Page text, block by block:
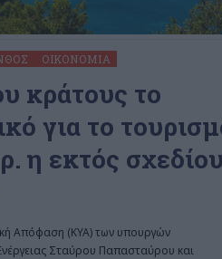
ΟΙΚΟΝΟΜΊΑ
κράτους το
για το
η εκτός σχεδίου
Απόφαση (ΚΥΑ) των υπουργών
Σταύρου Παπασταύρου και